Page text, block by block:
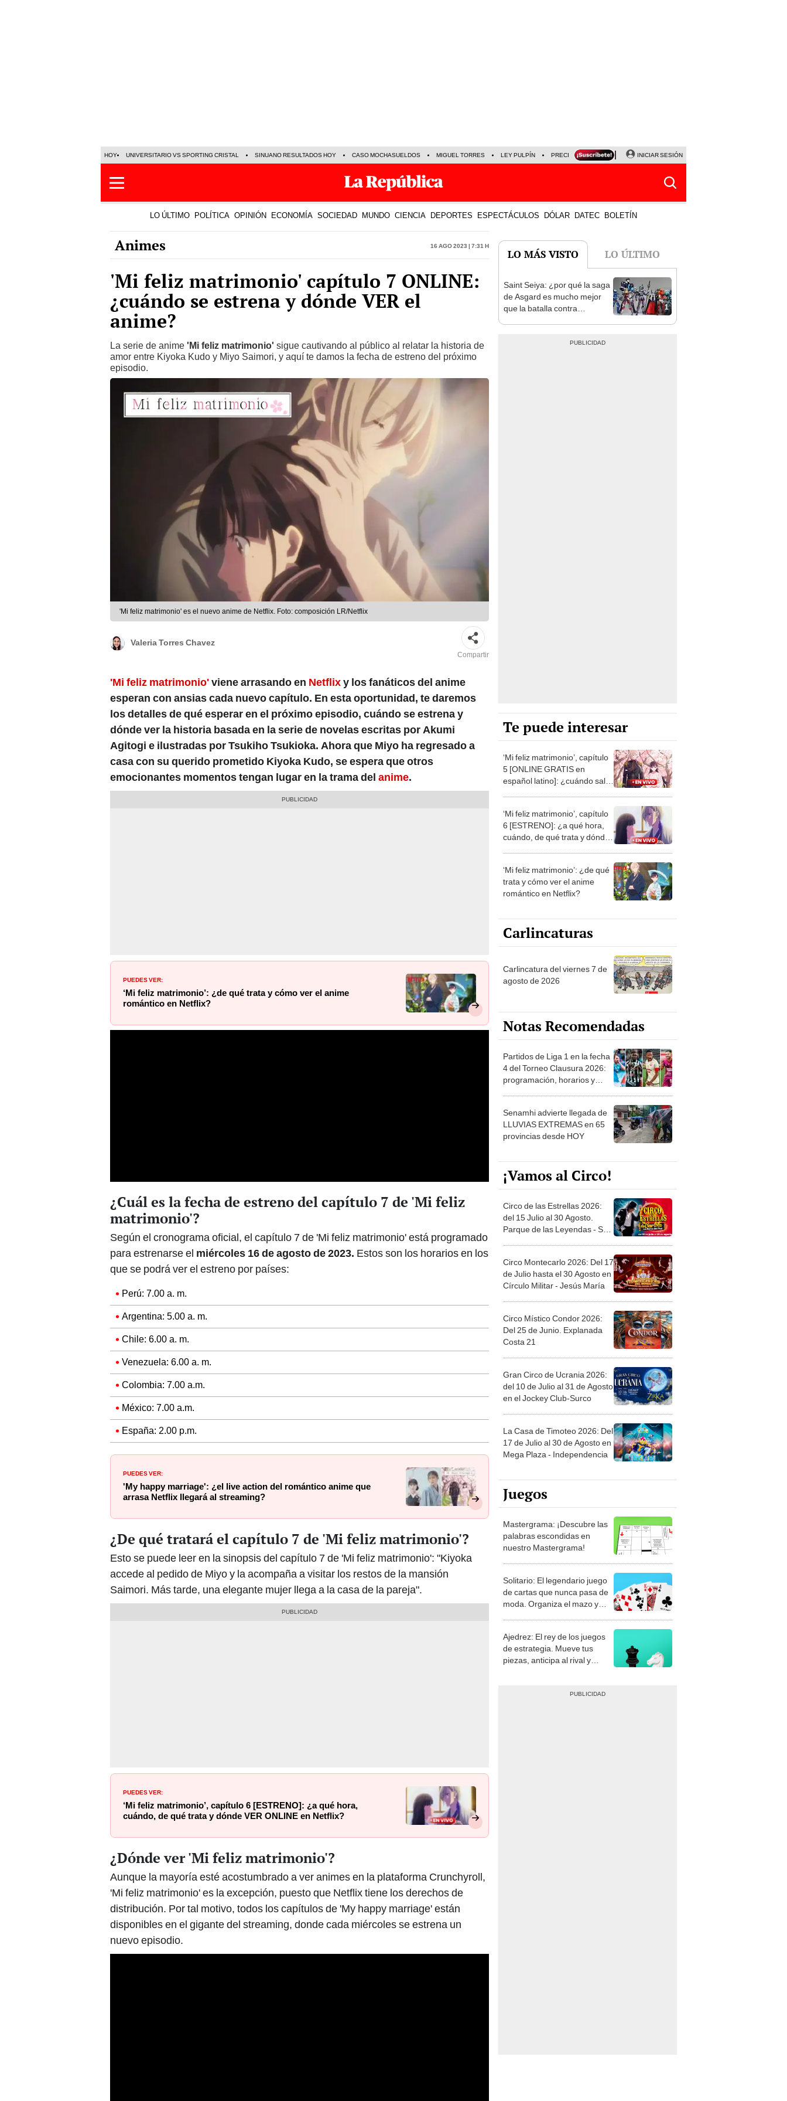
HOY UNIVERSITARIO VS SPORTING CRISTAL SINUANO RESULTADOS HOY CASO MOCHASUELDOS MIGUEL TORRES LEY PULPÍN PRECIO DEL DÓLAR CORTE DE LUZ VIERNES 7 DE AGOSTO
INICIAR SESIÓN
LO ÚLTIMO POLÍTICA OPINIÓN ECONOMÍA SOCIEDAD MUNDO CIENCIA DEPORTES ESPECTÁCULOS DÓLAR DATEC BOLETÍN
Animes 16 Ago 2023 | 7:31 h
'Mi feliz matrimonio' capítulo 7 ONLINE:
¿cuándo se estrena y dónde VER el
anime?
La serie de anime 'Mi feliz matrimonio' sigue cautivando al público al relatar la historia de
amor entre Kiyoka Kudo y Miyo Saimori, y aquí te damos la fecha de estreno del próximo
episodio.
'Mi feliz matrimonio' es el nuevo anime de Netflix. Foto: composición LR/Netflix
Valeria Torres Chavez
Compartir
'Mi feliz matrimonio'viene arrasando en Netflixy los fanáticos del anime
esperan con ansias cada nuevo capítulo. En esta oportunidad, te daremos
los detalles de qué esperar en el próximo episodio, cuándo se estrena y
dónde ver la historia basada en la serie de novelas escritas por Akumi
Agitogi e ilustradas por Tsukiho Tsukioka. Ahora que Miyo ha regresado a
casa con su querido prometido Kiyoka Kudo, se espera que otros
emocionantes momentos tengan lugar en la trama del anime.
PUEDES VER:
‘Mi feliz matrimonio’: ¿de qué trata y cómo ver el anime
romántico en Netflix?
¿Cuál es la fecha de estreno del capítulo 7 de 'Mi feliz
matrimonio'?
Según el cronograma oficial, el capítulo 7 de 'Mi feliz matrimonio' está programado
para estrenarse el miércoles 16 de agosto de 2023. Estos son los horarios en los
que se podrá ver el estreno por países:
Perú: 7.00 a. m.
Argentina: 5.00 a. m.
Chile: 6.00 a. m.
Venezuela: 6.00 a. m.
Colombia: 7.00 a.m.
México: 7.00 a.m.
España: 2.00 p.m.
PUEDES VER:
'My happy marriage': ¿el live action del romántico anime que
arrasa Netflix llegará al streaming?
¿De qué tratará el capítulo 7 de 'Mi feliz matrimonio'?
Esto se puede leer en la sinopsis del capítulo 7 de 'Mi feliz matrimonio': "Kiyoka
accede al pedido de Miyo y la acompaña a visitar los restos de la mansión
Saimori. Más tarde, una elegante mujer llega a la casa de la pareja".
PUEDES VER:
‘Mi feliz matrimonio’, capítulo 6 [ESTRENO]: ¿a qué hora,
cuándo, de qué trata y dónde VER ONLINE en Netflix?
¿Dónde ver 'Mi feliz matrimonio'?
Aunque la mayoría esté acostumbrado a ver animes en la plataforma Crunchyroll,
'Mi feliz matrimonio' es la excepción, puesto que Netflix tiene los derechos de
distribución. Por tal motivo, todos los capítulos de 'My happy marriage' están
disponibles en el gigante del streaming, donde cada miércoles se estrena un
nuevo episodio.
LO MÁS VISTO LO ÚLTIMO
1
Saint Seiya: ¿por qué la saga
de Asgard es mucho mejor
que la batalla contra
Te puede interesar
‘Mi feliz matrimonio’, capítulo
5 [ONLINE GRATIS en
español latino]: ¿cuándo sale,
‘Mi feliz matrimonio’, capítulo
6 [ESTRENO]: ¿a qué hora,
cuándo, de qué trata y dónde
‘Mi feliz matrimonio’: ¿de qué
trata y cómo ver el anime
romántico en Netflix?
Carlincaturas
Carlincatura del viernes 7 de
agosto de 2026
Notas Recomendadas
Partidos de Liga 1 en la fecha
4 del Torneo Clausura 2026:
programación, horarios y
Senamhi advierte llegada de
LLUVIAS EXTREMAS en 65
provincias desde HOY
¡Vamos al Circo!
Circo de las Estrellas 2026:
del 15 Julio al 30 Agosto.
Parque de las Leyendas - San
Circo Montecarlo 2026: Del 17
de Julio hasta el 30 Agosto en
Círculo Militar - Jesús María
Circo Místico Condor 2026:
Del 25 de Junio. Explanada
Costa 21
Gran Circo de Ucrania 2026:
del 10 de Julio al 31 de Agosto
en el Jockey Club-Surco
La Casa de Timoteo 2026: Del
17 de Julio al 30 de Agosto en
Mega Plaza - Independencia
Juegos
Mastergrama: ¡Descubre las
palabras escondidas en
nuestro Mastergrama!
Solitario: El legendario juego
de cartas que nunca pasa de
moda. Organiza el mazo y
Ajedrez: El rey de los juegos
de estrategia. Mueve tus
piezas, anticipa al rival y